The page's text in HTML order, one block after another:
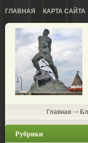
ГЛАВНАЯ КАРТА САЙТА
Главная
Рубрики